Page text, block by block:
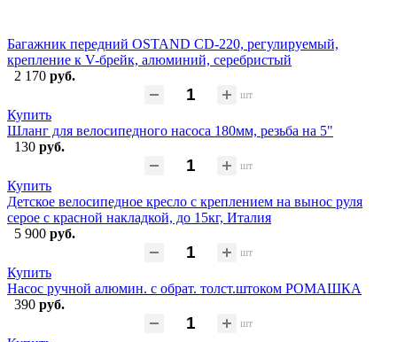
Багажник передний OSTAND CD-220, регулируемый,
крепление к V-брейк, алюминий, серебристый
2 170 руб.
шт
Купить
Шланг для велосипедного насоса 180мм, резьба на 5"
130 руб.
шт
Купить
Детское велосипедное кресло с креплением на вынос руля
серое с красной накладкой, до 15кг, Италия
5 900 руб.
шт
Купить
Насос ручной алюмин. с обрат. толст.штоком РОМАШКА
390 руб.
шт